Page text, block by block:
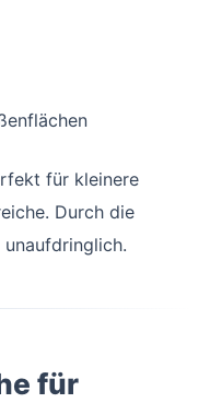
für kleinere
Durch die
für